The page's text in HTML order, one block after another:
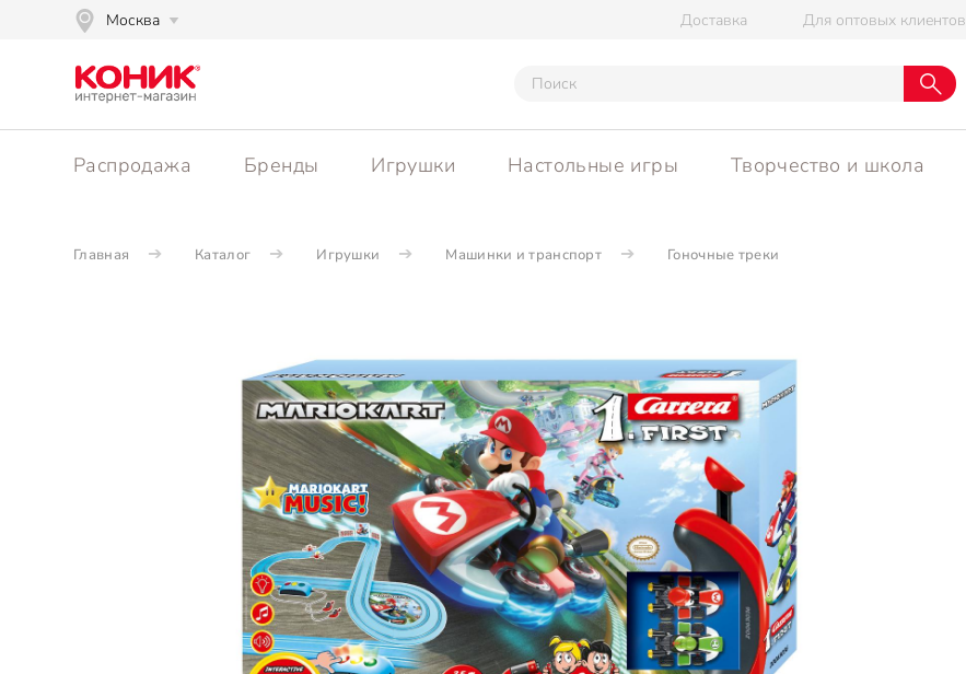
Москва Доставка Для оптовых клиентов
Распродажа Бренды Игрушки Настольные игры Творчество и школа
Главная Каталог Игрушки Машинки и транспорт Гоночные треки